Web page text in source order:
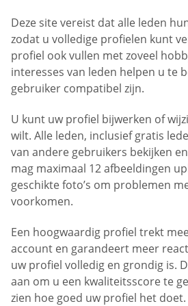
Deze site vereist dat alle leden
zodat u volledige profielen kunt
profiel ook vullen met zoveel
interesses van leden helpen u te
gebruiker compatibel zijn.
U kunt uw profiel bijwerken of
wilt. Alle leden, inclusief gratis
van andere gebruikers bekijken
mag maximaal 12 afbeeldingen
geschikte foto’s om problemen
voorkomen.
Een hoogwaardig profiel trekt
account en garandeert meer
uw profiel volledig en grondig is.
aan om u een kwaliteitsscore te
zien hoe goed uw profiel het